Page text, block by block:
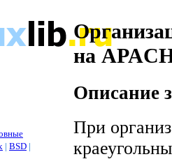
| BSD |
на
Описание
При